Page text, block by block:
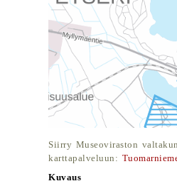
Siirry Museoviraston
karttapalveluun:
Kuvaus